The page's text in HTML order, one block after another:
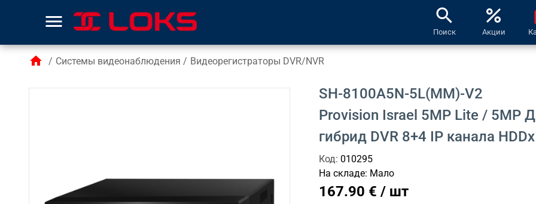
menu search
Поиск
percent
Акции
home / Системы видеонаблюдения / Видеорегистраторы DVR/NVR
SH-8100A5N-5L(MM)-V2
Provision Israel 5MP Lite / 5MP
гибрид DVR 8+4 IP канала
Код: 010295
На складе: Мало
167.90 € / шт